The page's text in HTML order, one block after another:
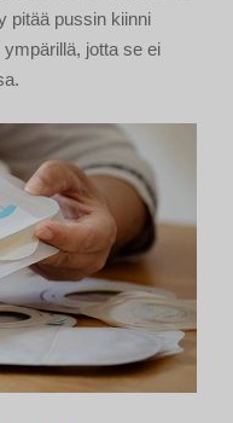
pitää pussin kiinni
jotta se ei